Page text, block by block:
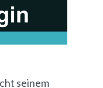
seinem